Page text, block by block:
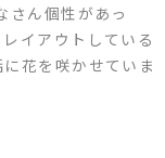
さん個性があっ
イアウトしている
花を咲かせていま